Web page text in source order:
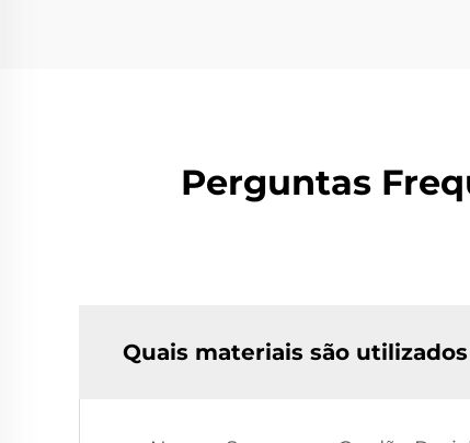
Perguntas
Quais materiais são